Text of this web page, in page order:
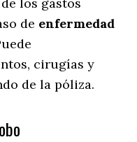
de enfermedad
cirugías y
de la póliza.